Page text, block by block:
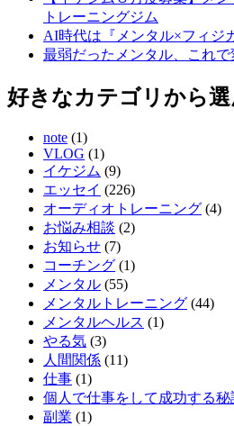
トレーニングジム
AI時代は『メンタル×フィジ
最弱だったメンタル、これで
好きなカテゴリから
note (1)
VLOG (1)
イケジム (9)
エッセイ (226)
オーディオトレーニング (4)
お悩み相談 (2)
お知らせ (7)
コーチング (1)
メンタル (55)
メンタルトレーニング (44)
メンタルヘルス (1)
やる気 (3)
人間関係 (11)
仕事 (1)
個人で仕事をして成功する秘
副業 (1)